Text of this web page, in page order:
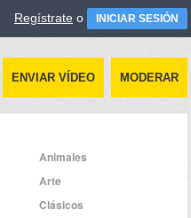
Regístrate o INICIAR SESIÓN
ENVIAR VÍDEO MODERAR
Animales
Arte
Clásicos